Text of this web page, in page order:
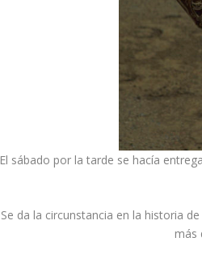
El sábado por la tarde se hacía
Se da la circunstancia en la historia
más